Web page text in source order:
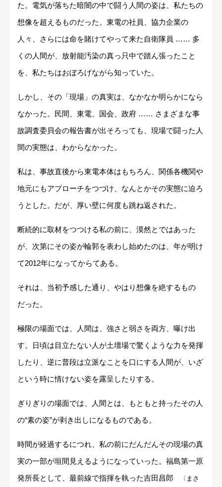
た。電気が落ちた暗闇の中で闘う人間の姿は、私たちの
想像を超えるものだった。東電の社員、協力企業の
人々、さらには命を賭けてやって来た自衛隊員 …… 多
くの人間が、放射能汚染の真っ只中で踏ん張ったこと
を、私たちはおぼろげながら知っていた。
しかし、その「現場」の真実は、なかなか明らかになら
なかった。民間、東電、国会、政府 …… さまざまな事
故調査委貝会の報告書が出そろっても、現場で闘った人
間の実態は、わからなかった。
私は、事故直後から東電本体はもちろん、関係各機関や
地元にもアプローチをつづけ、なんとかその実態に迫ろ
うとした。だが、厚い壁に何度も跳ね返された。
断続的に取材をつつける私の前に、漠然とではあった
が、次第にその姿が輪郭を表わし始めたのは、年が明け
て2012年になってからてある。
それは、当初予感した通り、やはり想像を絶するもの
だった。
極限の場面では、人間は、強さと弱さを両方、曝け出
す。日頃は目立たない人が土壇場で驚くような力を発揮
したり、逆に普段は立派なことを口にする人間が、いざ
という時に情けない姿を露呈したりする。
ぎりぎりの場面では、人間とは、もともと持ったその人
の“素の姿”が剥き出しになるものである。
時間が経過するにつれ、私の前にだんだんその現場の真
実の一部が垣間見えるようになっていった。福島第一原
発所長として、最前線で指揮を執った吉田昌郎 〈まさ